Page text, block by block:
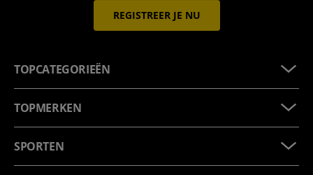
REGISTREER JE NU
TOPCATEGORIEËN
TOPMERKEN
SPORTEN